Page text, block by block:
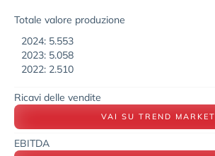
Totale valore produzione
2024: 5.553
2023: 5.058
2022: 2.510
Ricavi delle vendite
VAI SU TREND MARKET
EBITDA